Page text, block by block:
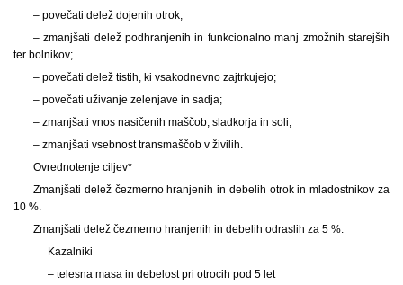
– povečati delež dojenih otrok;
– zmanjšati delež podhranjenih in funkcionalno manj zmožnih starejših
ter bolnikov;
– povečati delež tistih, ki vsakodnevno zajtrkujejo;
– povečati uživanje zelenjave in sadja;
– zmanjšati vnos nasičenih maščob, sladkorja in soli;
– zmanjšati vsebnost transmaščob v živilih.
Ovrednotenje ciljev*
Zmanjšati delež čezmerno hranjenih in debelih otrok in mladostnikov za
10 %.
Zmanjšati delež čezmerno hranjenih in debelih odraslih za 5 %.
Kazalniki
– telesna masa in debelost pri otrocih pod 5 let